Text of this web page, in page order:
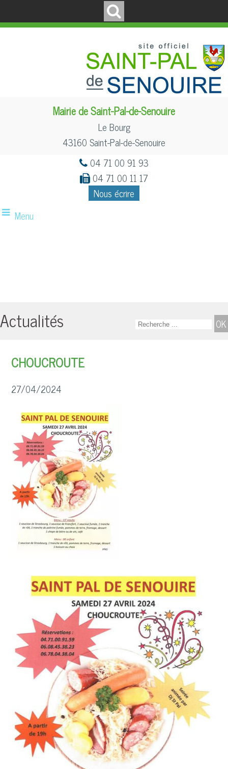
Mairie de Saint-Pal-de-Senouire
Le Bourg
43160 Saint-Pal-de-Senouire
04 71 00 91 93
04 71 00 11 17
Nous écrire
Menu
Actualités
CHOUCROUTE
27/04/2024